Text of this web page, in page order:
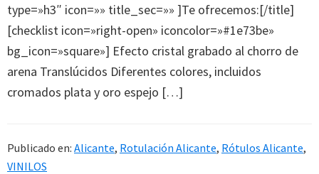
type=»h3″ icon=»» title_sec=»» ]Te ofrecemos:[/title]
[checklist icon=»right-open» iconcolor=»#1e73be»
bg_icon=»square»] Efecto cristal grabado al chorro de
arena Translúcidos Diferentes colores, incluidos
cromados plata y oro espejo […]
Publicado en: Alicante, Rotulación Alicante, Rótulos Alicante,
VINILOS